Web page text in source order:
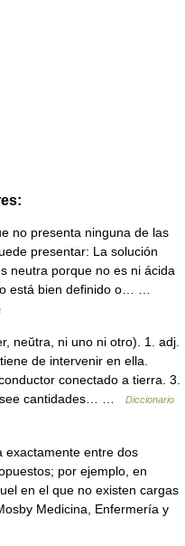
no presenta ninguna de las
presentar: La solución
neutra porque no es ni ácida
está bien definido o… …
neŭtra, ni uno ni otro). 1. adj.
de intervenir en ella.
conectado a tierra. 3.
cantidades… …
Diccionario
entre dos
por ejemplo, en
en el que no existen cargas
Medicina, Enfermería y